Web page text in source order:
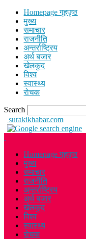
Homepage गृहपृष्ठ
मुख्य
समाचार
राजनीति
अन्तर्राष्ट्रिय
अर्थ बजार
खेलकुद
विश्व
स्वास्थ्य
रोचक
Search
surakikhabar.com
Homepage गृहपृष्ठ
मुख्य
समाचार
राजनीति
अन्तर्राष्ट्रिय
अर्थ बजार
खेलकुद
विश्व
स्वास्थ्य
रोचक